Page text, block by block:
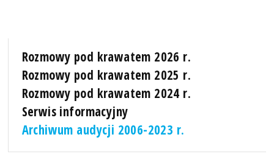
Rozmowy pod krawatem 2026 r.
Rozmowy pod krawatem 2025 r.
Rozmowy pod krawatem 2024 r.
Serwis informacyjny
Archiwum audycji 2006-2023 r.